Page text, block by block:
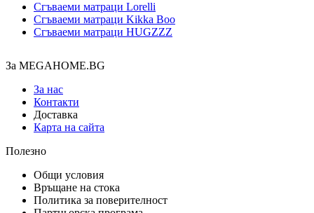
Сгъваеми матраци Lorelli
Сгъваеми матраци Kikka Boo
Сгъваеми матраци HUGZZZ
За MEGAHOME.BG
За нас
Контакти
Доставка
Карта на сайта
Полезно
Общи условия
Връщане на стока
Политика за поверителност